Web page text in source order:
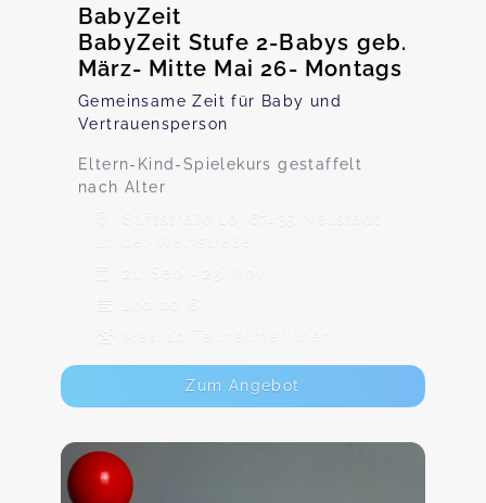
BabyZeit
BabyZeit Stufe 2-Babys geb.
März- Mitte Mai 26- Montags
Gemeinsame Zeit für Baby und
Vertrauensperson
Eltern-Kind-Spielekurs gestaffelt
nach Alter
Stiftstraße 10, 67435 Neustadt
an der Weinstraße
21. Sep - 23. Nov
100,00 €
Max. 10 TeilnehmerInnen
Zum Angebot